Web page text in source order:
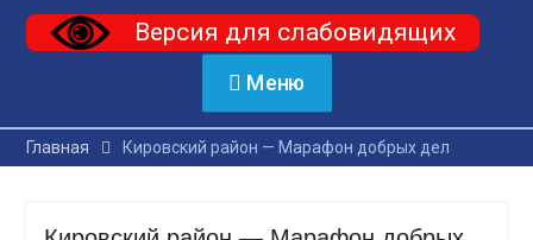
Версия для слабовидящих
Меню
Главная Кировский район — Марафон добрых дел